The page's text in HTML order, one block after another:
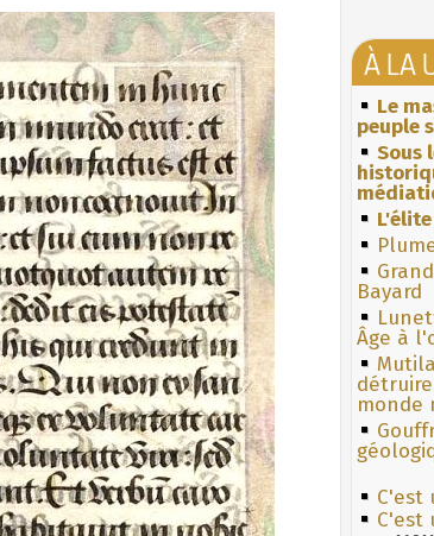
À LA
Le
peuple
Sous
Bayard
Âge à
monde
C'est
C'est